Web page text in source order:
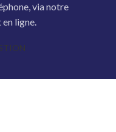
via notre
ligne.